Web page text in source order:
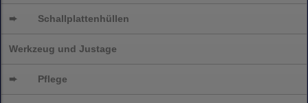
➨ Schallplattenhüllen
Werkzeug und Justage
➨ Pflege